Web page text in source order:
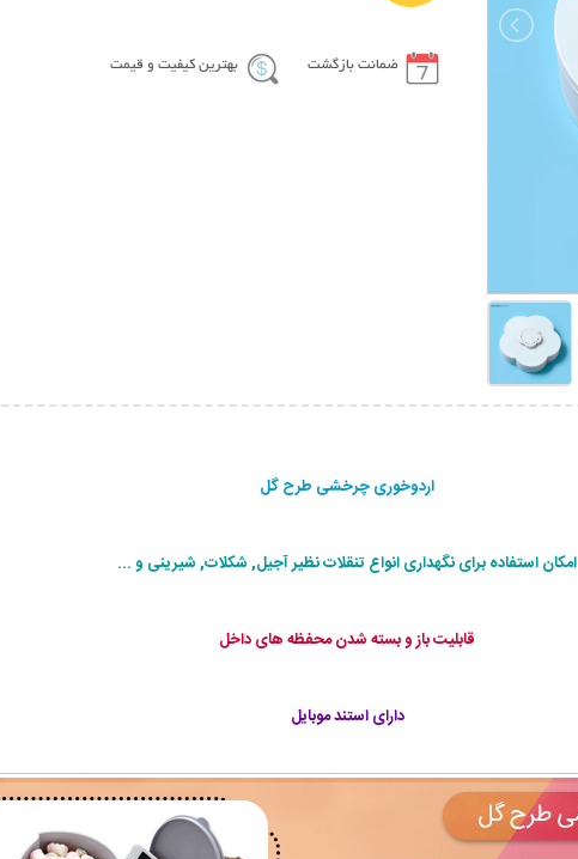
ضمانت بازگشت بهترین کیفیت و قیمت
اردوخوری چرخشی طرح گل
امکان استفاده برای نگهداری انواع تنقلات نظیر آجیل, شکلات, شیرینی و ...
قابلیت باز و بسته شدن محفظه های داخل
دارای استند موبایل